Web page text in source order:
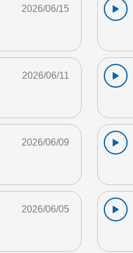
2026/06/15
2026/06/11
2026/06/09
2026/06/05